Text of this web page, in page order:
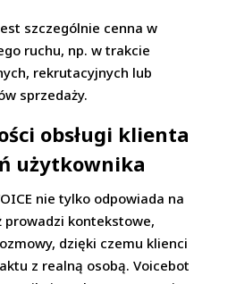
szczególnie cenna w
ruchu, np. w trakcie
rekrutacyjnych lub
sprzedaży.
obsługi klienta
użytkownika
nie tylko odpowiada na
prowadzi kontekstowe,
dzięki czemu klienci
z realną osobą. Voicebot